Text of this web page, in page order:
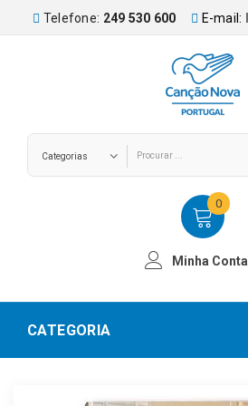
Telefone: 249 530 600 E-mail:
0
Minha Conta
CATEGORIA